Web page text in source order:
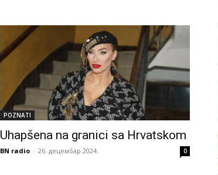
POZNATI
Uhapšena na granici sa Hrvatskom
BN radio - 26. децембар 2024. 0